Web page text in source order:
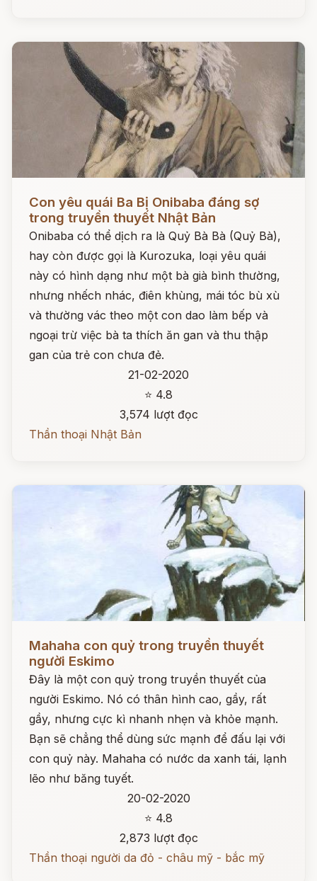
Con yêu quái Ba Bị Onibaba đáng sợ
trong truyền thuyết Nhật Bản
Onibaba có thể dịch ra là Quỷ Bà Bà (Quỷ Bà),
hay còn được gọi là Kurozuka, loại yêu quái
này có hình dạng như một bà già bình thường,
nhưng nhếch nhác, điên khùng, mái tóc bù xù
và thường vác theo một con dao làm bếp và
ngoại trừ việc bà ta thích ăn gan và thu thập
gan của trẻ con chưa đẻ.
21-02-2020
⭐ 4.8
3,574 lượt đọc
Thần thoại Nhật Bản
Mahaha con quỷ trong truyền thuyết
người Eskimo
Đây là một con quỷ trong truyền thuyết của
người Eskimo. Nó có thân hình cao, gầy, rất
gầy, nhưng cực kì nhanh nhẹn và khỏe mạnh.
Bạn sẽ chẳng thể dùng sức mạnh để đấu lại với
con quỷ này. Mahaha có nước da xanh tái, lạnh
lẽo như băng tuyết.
20-02-2020
⭐ 4.8
2,873 lượt đọc
Thần thoại người da đỏ - châu mỹ - bắc mỹ